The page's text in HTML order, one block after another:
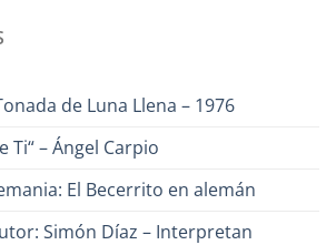
de Luna Llena – 1976
Ti“ – Ángel Carpio
El Becerrito en alemán
Simón Díaz – Interpretan